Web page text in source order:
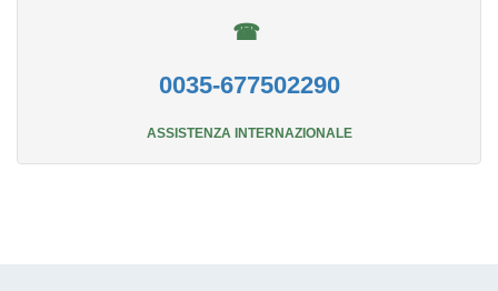
☎
0035-677502290
ASSISTENZA INTERNAZIONALE